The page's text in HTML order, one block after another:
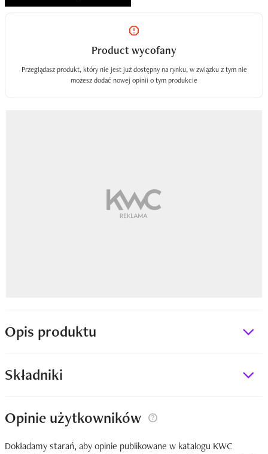
Product wycofany
Przeglądasz produkt, który nie jest już dostępny na rynku, w związku z tym nie
możesz dodać nowej opinii o tym produkcie
Opis produktu
Składniki
Opinie użytkowników
Dokładamy starań, aby opinie publikowane w katalogu KWC